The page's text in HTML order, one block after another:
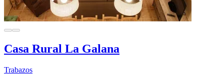
Casa Rural La Galana
Trabazos